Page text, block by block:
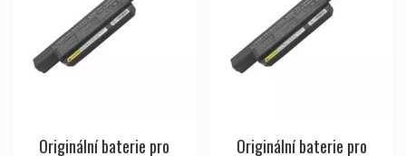
Originální baterie pro Originální baterie pro